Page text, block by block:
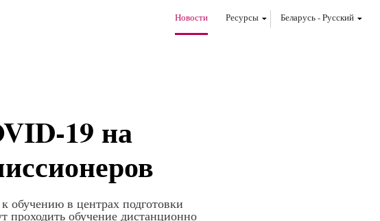
Новости Ресурсы Беларусь-Pусский
19 на
обучению в центрах подготовки
обучение дистанционно